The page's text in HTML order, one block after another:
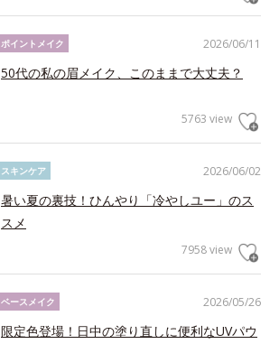
2026/06/11
ポイントメイク
50代の私の眉メイク、このままで大丈夫？
5763 view
2026/06/02
スキンケア
暑い夏の裏技！ひんやり「冷やしユー」のス
スメ
7958 view
2026/05/26
ベースメイク
限定色登場！日中の塗り直しに便利なUVパウ